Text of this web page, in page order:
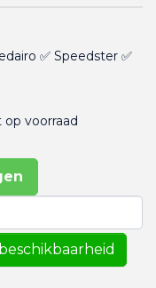
✅ Speedster ✅
op voorraad